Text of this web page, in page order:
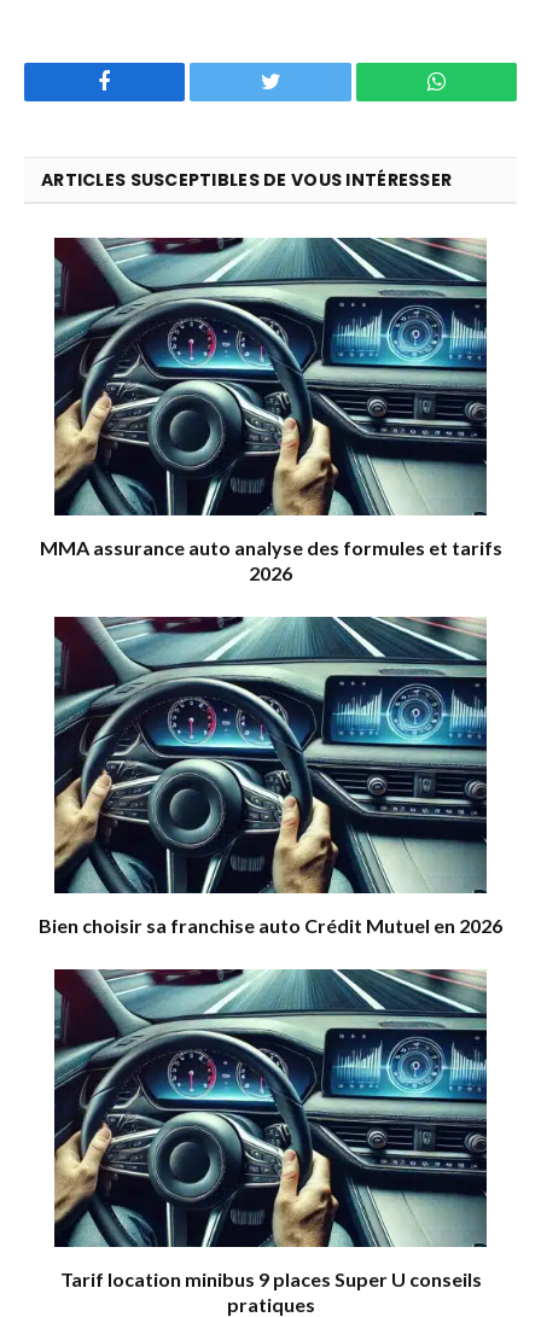
Twitter WhatsApp
ARTICLES SUSCEPTIBLES DE VOUS INTÉRESSER
MMA assurance auto analyse des formules et tarifs
2026
Bien choisir sa franchise auto Crédit Mutuel en 2026
Tarif location minibus 9 places Super U conseils
pratiques